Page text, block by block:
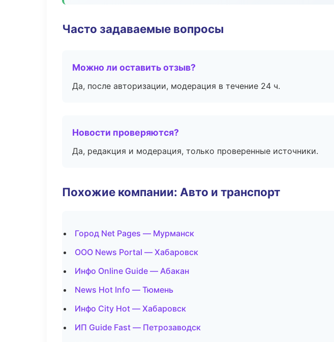
Часто задаваемые вопросы
Можно ли оставить отзыв?
Да, после авторизации, модерация в течение 24 ч.
Новости проверяются?
Да, редакция и модерация, только проверенные источники.
Похожие компании: Авто и транспорт
Город Net Pages — Мурманск
ООО News Portal — Хабаровск
Инфо Online Guide — Абакан
News Hot Info — Тюмень
Инфо City Hot — Хабаровск
ИП Guide Fast — Петрозаводск